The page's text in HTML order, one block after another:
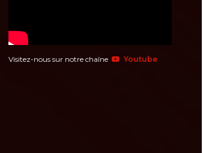
Visitez-nous sur notre chaîne Youtube